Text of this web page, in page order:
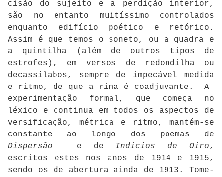
cisão do sujeito e a perdição interior,
são no entanto muitíssimo controlados
enquanto edifício poético e retórico.
Assim é que temos o soneto, ou a quadra e
a quintilha (além de outros tipos de
estrofes), em versos de redondilha ou
decassílabos, sempre de impecável medida
e ritmo, de que a rima é coadjuvante. A
experimentação formal, que começa no
léxico e continua em todos os aspectos de
versificação, métrica e ritmo, mantém-se
constante ao longo dos poemas de
Dispersão
e deIndícios de Oiro,
escritos estes nos anos de 1914 e 1915,
sendo os de abertura ainda de 1913. Tome-